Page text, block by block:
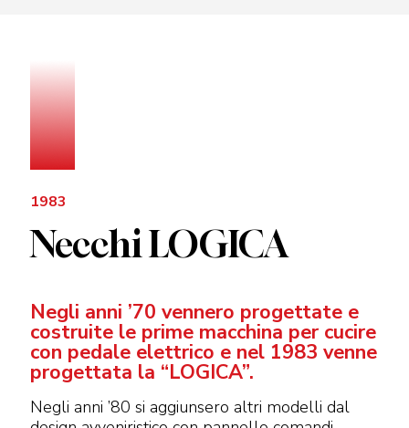
1983
Necchi LOGICA
Negli anni ’70 vennero progettate e
costruite le prime macchina per cucire
con pedale elettrico e nel 1983 venne
progettata la “LOGICA”.
Negli anni ’80 si aggiunsero altri modelli dal